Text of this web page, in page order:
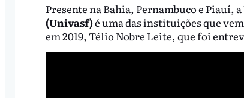
Presente na Bahia, Pernambuco e Piauí, a
(Univasf)é uma das instituições que
em 2019, Télio Nobre Leite, que foi